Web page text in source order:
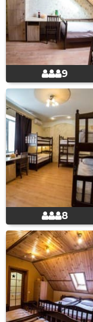
9
8